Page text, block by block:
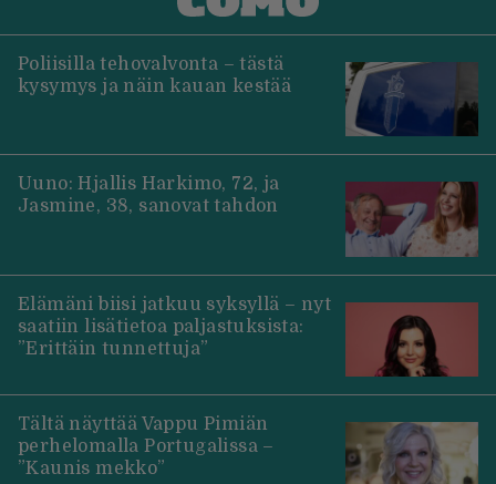
Poliisilla tehovalvonta – tästä
kysymys ja näin kauan kestää
Uuno: Hjallis Harkimo, 72, ja
Jasmine, 38, sanovat tahdon
Elämäni biisi jatkuu syksyllä – nyt
saatiin lisätietoa paljastuksista:
”Erittäin tunnettuja”
Tältä näyttää Vappu Pimiän
perhelomalla Portugalissa –
”Kaunis mekko”